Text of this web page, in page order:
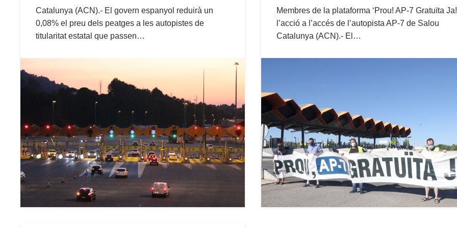
Catalunya (ACN).- El govern espanyol reduirà un
0,08% el preu dels peatges a les autopistes de
titularitat estatal que passen…
Membres de la plataforma ‘Prou! AP-7 Gratuïta
l’acció a l’accés de l’autopista AP-7 de Salou
Catalunya (ACN).- El…